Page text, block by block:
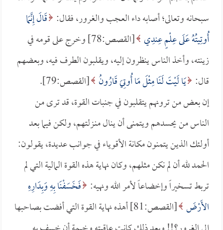
سبحانه وتعالى؛ أصابه داء العجب والغرور، فقال: قَالَ إِنَّمَا
أُوتِيتُهُ عَلَى عِلْمٍ عِندِي
[القصص:78] وخرج على قومه في
زينته، وأخذ الناس ينظرون إليه، ويقلبون الطرف فيه، وبعضهم
قال: يَا لَيْتَ لَنَا مِثْلَ مَا أُوتِيَ قَارُونُ [القصص:79].
إن بعض من ترونهم يتقلبون في جنبات القوة، قد ترى من
الناس من يحسدهم ويتمنى أن ينال منـزلتهم، ولكن فيما بعد
أولئك الذين يتمنون مكانة الأقوياء في جوانب عديدة، يقولون:
الحمد لله أن لم نكن مثلهم، وكان نهاية هذه القوة المالية التي لم
تربط تسخيراً وإخضاعاً لأمر الله ونهيه: فَخَسَفْنَا بِهِ وَبِدَارِهِ
الأَرْضَ
[القصص:81] أهذه نهاية القوة التي أفضت بصاحبها